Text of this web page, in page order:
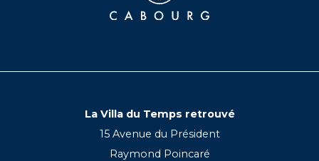
La Villa du Temps retrouvé
15 Avenue du Président
Raymond Poincaré